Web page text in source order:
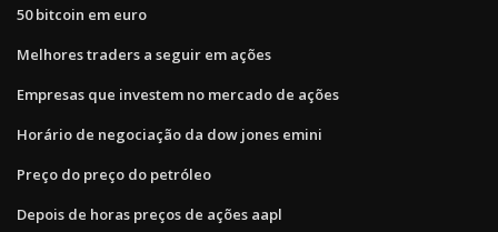
50 bitcoin em euro
Melhores traders a seguir em ações
Empresas que investem no mercado de ações
Horário de negociação da dow jones emini
Preço do preço do petróleo
Depois de horas preços de ações aapl